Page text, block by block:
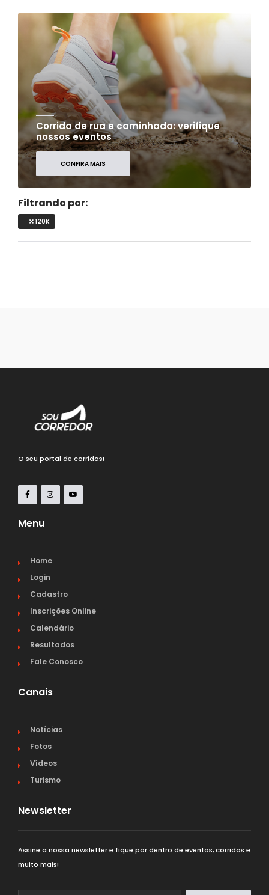
Corrida de rua e caminhada: verifique
nossos eventos
CONFIRA MAIS
Filtrando por:
120K
O seu portal de corridas!
Menu
Home
Login
Cadastro
Inscrições Online
Calendário
Resultados
Fale Conosco
Canais
Notícias
Fotos
Vídeos
Turismo
Newsletter
Assine a nossa newsletter e fique por dentro de eventos, corridas e
muito mais!